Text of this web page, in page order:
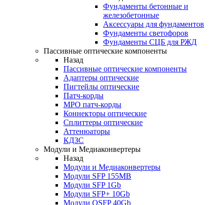
Фундаменты бетонные и
железобетонные
Аксессуары для фундаментов
Фундаменты светофоров
Фундаменты СЦБ для РЖД
Пассивные оптические компоненты
Назад
Пассивные оптические компоненты
Адаптеры оптические
Пигтейлы оптические
Патч-корды
MPO патч-корды
Коннекторы оптические
Сплиттеры оптические
Аттенюаторы
КДЗС
Модули и Медиаконвертеры
Назад
Модули и Медиаконвертеры
Модули SFP 155MB
Модули SFP 1Gb
Модули SFP+ 10Gb
Модули QSFP 40Gb